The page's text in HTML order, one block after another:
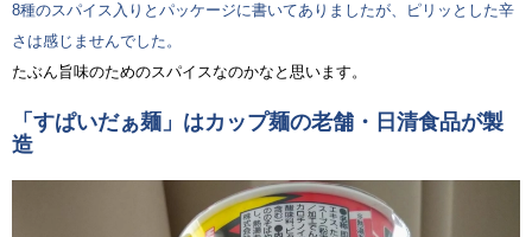
8種のスパイス入りとパッケージに書いてありましたが、ピリッとした辛
さは感じませんでした。
たぶん旨味のためのスパイスなのかなと思います。
「すぱいだぁ麺」はカップ麺の老舗・日清食品が製
造